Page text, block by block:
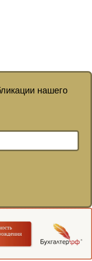
нашего